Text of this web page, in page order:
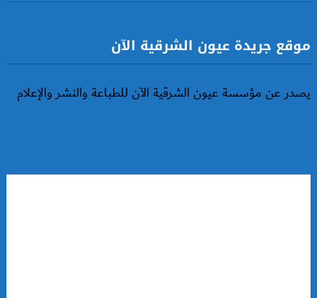
موقع جريدة عيون الشرقية الآن
يصدر عن مؤسسة عيون الشرقية الآن للطباعة والنشر والإعلام